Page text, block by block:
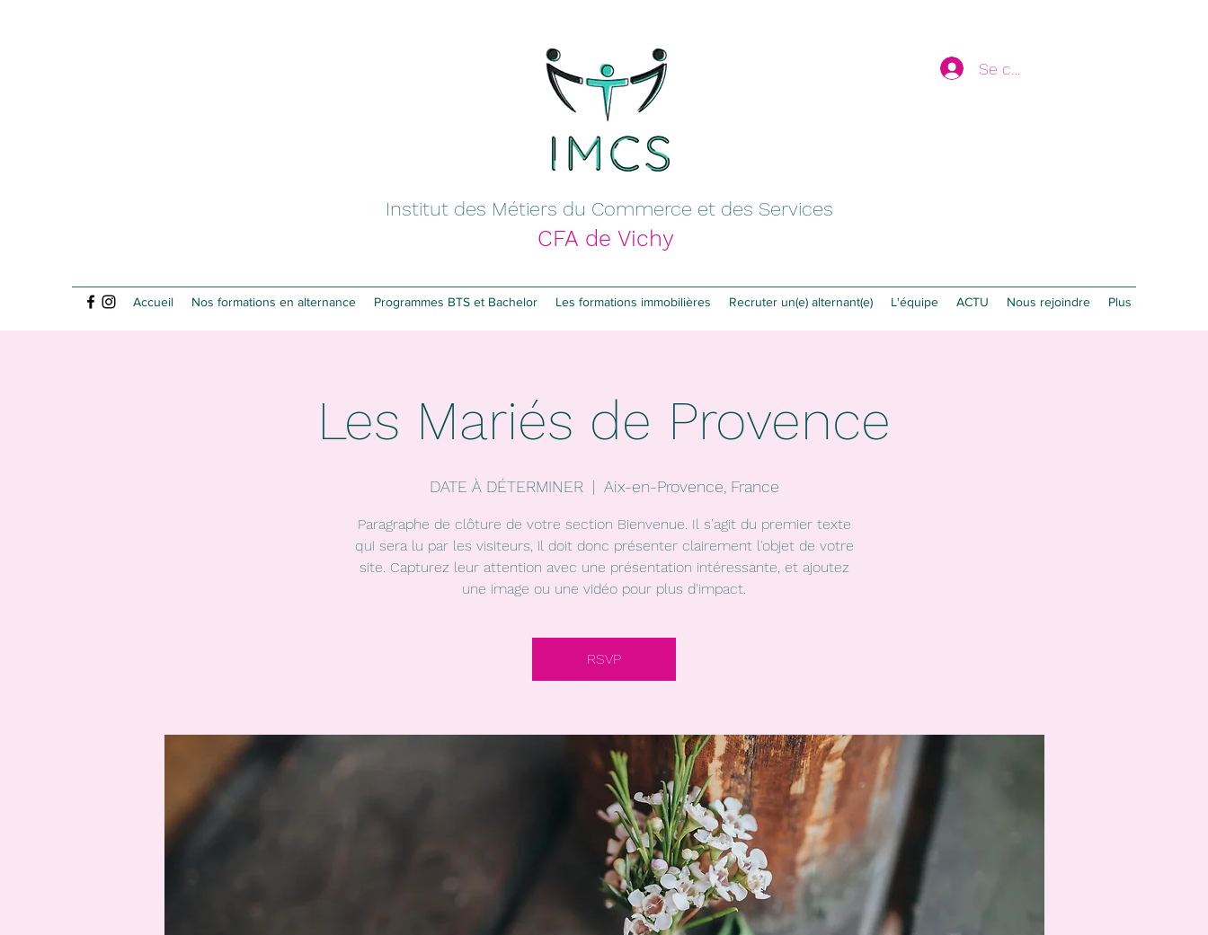
Institut des Métiers du Commerce et des Services
CFA de Vichy
Se connecter
Accueil Nos formations en alternance Programmes BTS et Bachelor Les formations immobilières Recruter un(e) alternant(e) L'équipe ACTU Nous rejoindre Plus
Les Mariés de Provence
DATE À DÉTERMINER
  |
Aix-en-Provence, France
Paragraphe de clôture de votre section Bienvenue. Il s'agit du premier texte
qui sera lu par les visiteurs, il doit donc présenter clairement l'objet de votre
site. Capturez leur attention avec une présentation intéressante, et ajoutez
une image ou une vidéo pour plus d'impact.
RSVP